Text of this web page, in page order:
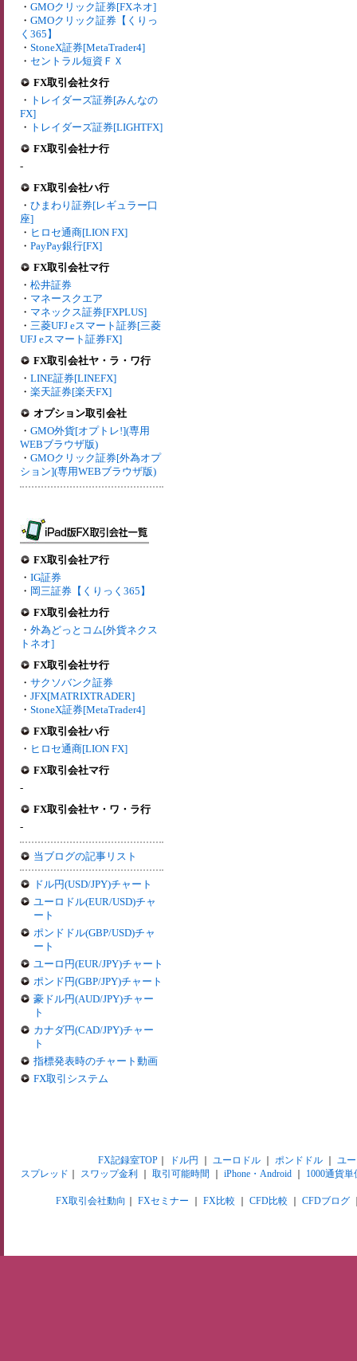
・ GMOクリック証券[FXネオ]
・ GMOクリック証券【くりっ
く365】
・ StoneX証券[MetaTrader4]
・ セントラル短資ＦＸ
FX取引会社タ行
・ トレイダーズ証券[みんなの
FX]
・ トレイダーズ証券[LIGHTFX]
FX取引会社ナ行
-
FX取引会社ハ行
・ ひまわり証券[レギュラー口
座]
・ ヒロセ通商[LION FX]
・ PayPay銀行[FX]
FX取引会社マ行
・ 松井証券
・ マネースクエア
・ マネックス証券[FXPLUS]
・ 三菱UFJ eスマート証券[三菱
UFJ eスマート証券FX]
FX取引会社ヤ・ラ・ワ行
・ LINE証券[LINEFX]
・ 楽天証券[楽天FX]
オプション取引会社
・ GMO外貨[オプトレ!](専用
WEBブラウザ版)
・ GMOクリック証券[外為オプ
ション](専用WEBブラウザ版)
FX取引会社ア行
・ IG証券
・ 岡三証券【くりっく365】
FX取引会社カ行
・ 外為どっとコム[外貨ネクス
トネオ]
FX取引会社サ行
・ サクソバンク証券
・ JFX[MATRIXTRADER]
・ StoneX証券[MetaTrader4]
FX取引会社ハ行
・ ヒロセ通商[LION FX]
FX取引会社マ行
-
FX取引会社ヤ・ワ・ラ行
-
当ブログの記事リスト
ドル円(USD/JPY)チャート
ユーロドル(EUR/USD)チャ
ート
ポンドドル(GBP/USD)チャ
ート
ユーロ円(EUR/JPY)チャート
ポンド円(GBP/JPY)チャート
豪ドル円(AUD/JPY)チャー
ト
カナダ円(CAD/JPY)チャー
ト
指標発表時のチャート動画
FX取引システム
FX記録室TOP｜ ドル円 ユーロドル｜ ポンドドル｜ ユ
スプレッド
スワップ金利 取引可能時間 iPhone・Android 1000通貨単
FX取引会社動向 FXセミナー FX比較 CFD比較 CFDブログ